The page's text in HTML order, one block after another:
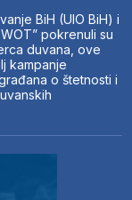
BiH (UIO BiH) i
pokrenuli su
duvana, ove
kampanje
o štetnosti i